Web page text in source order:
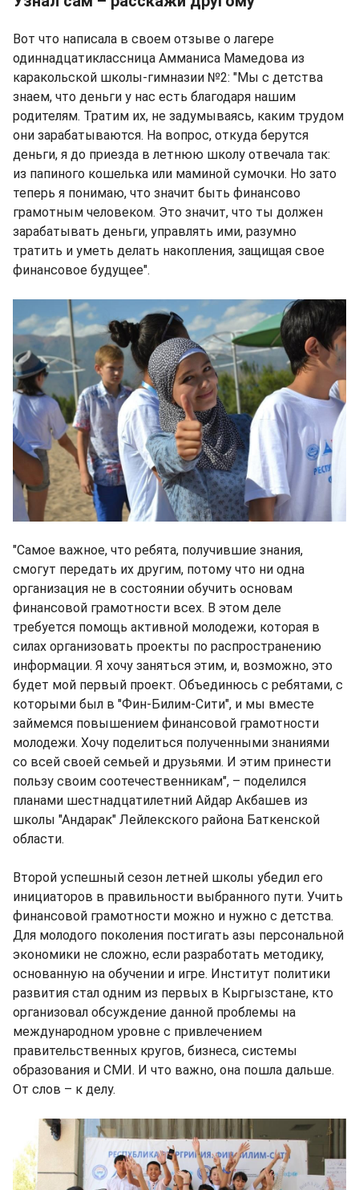
Вот что написала в своем отзыве о лагере
одиннадцатиклассница Амманиса Мамедова из
каракольской школы-гимназии №2: "Мы с детства
знаем, что деньги у нас есть благодаря нашим
родителям. Тратим их, не задумываясь, каким трудом
они зарабатываются. На вопрос, откуда берутся
деньги, я до приезда в летнюю школу отвечала так:
из папиного кошелька или маминой сумочки. Но зато
теперь я понимаю, что значит быть финансово
грамотным человеком. Это значит, что ты должен
зарабатывать деньги, управлять ими, разумно
тратить и уметь делать накопления, защищая свое
финансовое будущее".
"Самое важное, что ребята, получившие знания,
смогут передать их другим, потому что ни одна
организация не в состоянии обучить основам
финансовой грамотности всех. В этом деле
требуется помощь активной молодежи, которая в
силах организовать проекты по распространению
информации. Я хочу заняться этим, и, возможно, это
будет мой первый проект. Объединюсь с ребятами, с
которыми был в "Фин-Билим-Сити", и мы вместе
займемся повышением финансовой грамотности
молодежи. Хочу поделиться полученными знаниями
со всей своей семьей и друзьями. И этим принести
пользу своим соотечественникам", – поделился
планами шестнадцатилетний Айдар Акбашев из
школы "Андарак" Лейлекского района Баткенской
области.
Второй успешный сезон летней школы убедил его
инициаторов в правильности выбранного пути. Учить
финансовой грамотности можно и нужно с детства.
Для молодого поколения постигать азы персональной
экономики не сложно, если разработать методику,
основанную на обучении и игре. Институт политики
развития стал одним из первых в Кыргызстане, кто
организовал обсуждение данной проблемы на
международном уровне с привлечением
правительственных кругов, бизнеса, системы
образования и СМИ. И что важно, она пошла дальше.
От слов – к делу.